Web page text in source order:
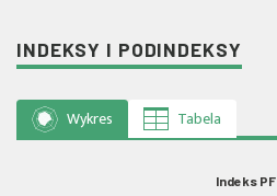
INDEKSY I PODINDEKSY
Wykres Tabela
Indeks PF